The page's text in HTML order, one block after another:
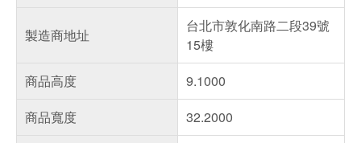
製造商地址
台北市敦化南路二段39號
15樓
商品高度
9.1000
商品寬度
32.2000